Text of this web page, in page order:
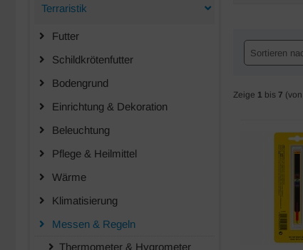
Sortieren
Zeige 1 bis 7
Terraristik
Futter
Schildkrötenfutter
Bodengrund
Einrichtung & Dekoration
Beleuchtung
Pflege & Heilmittel
Wärme
Klimatisierung
Messen & Regeln
Thermometer & Hygrometer